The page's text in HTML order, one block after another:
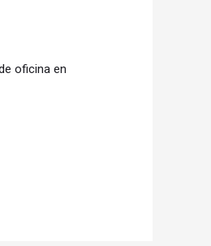
oficina en